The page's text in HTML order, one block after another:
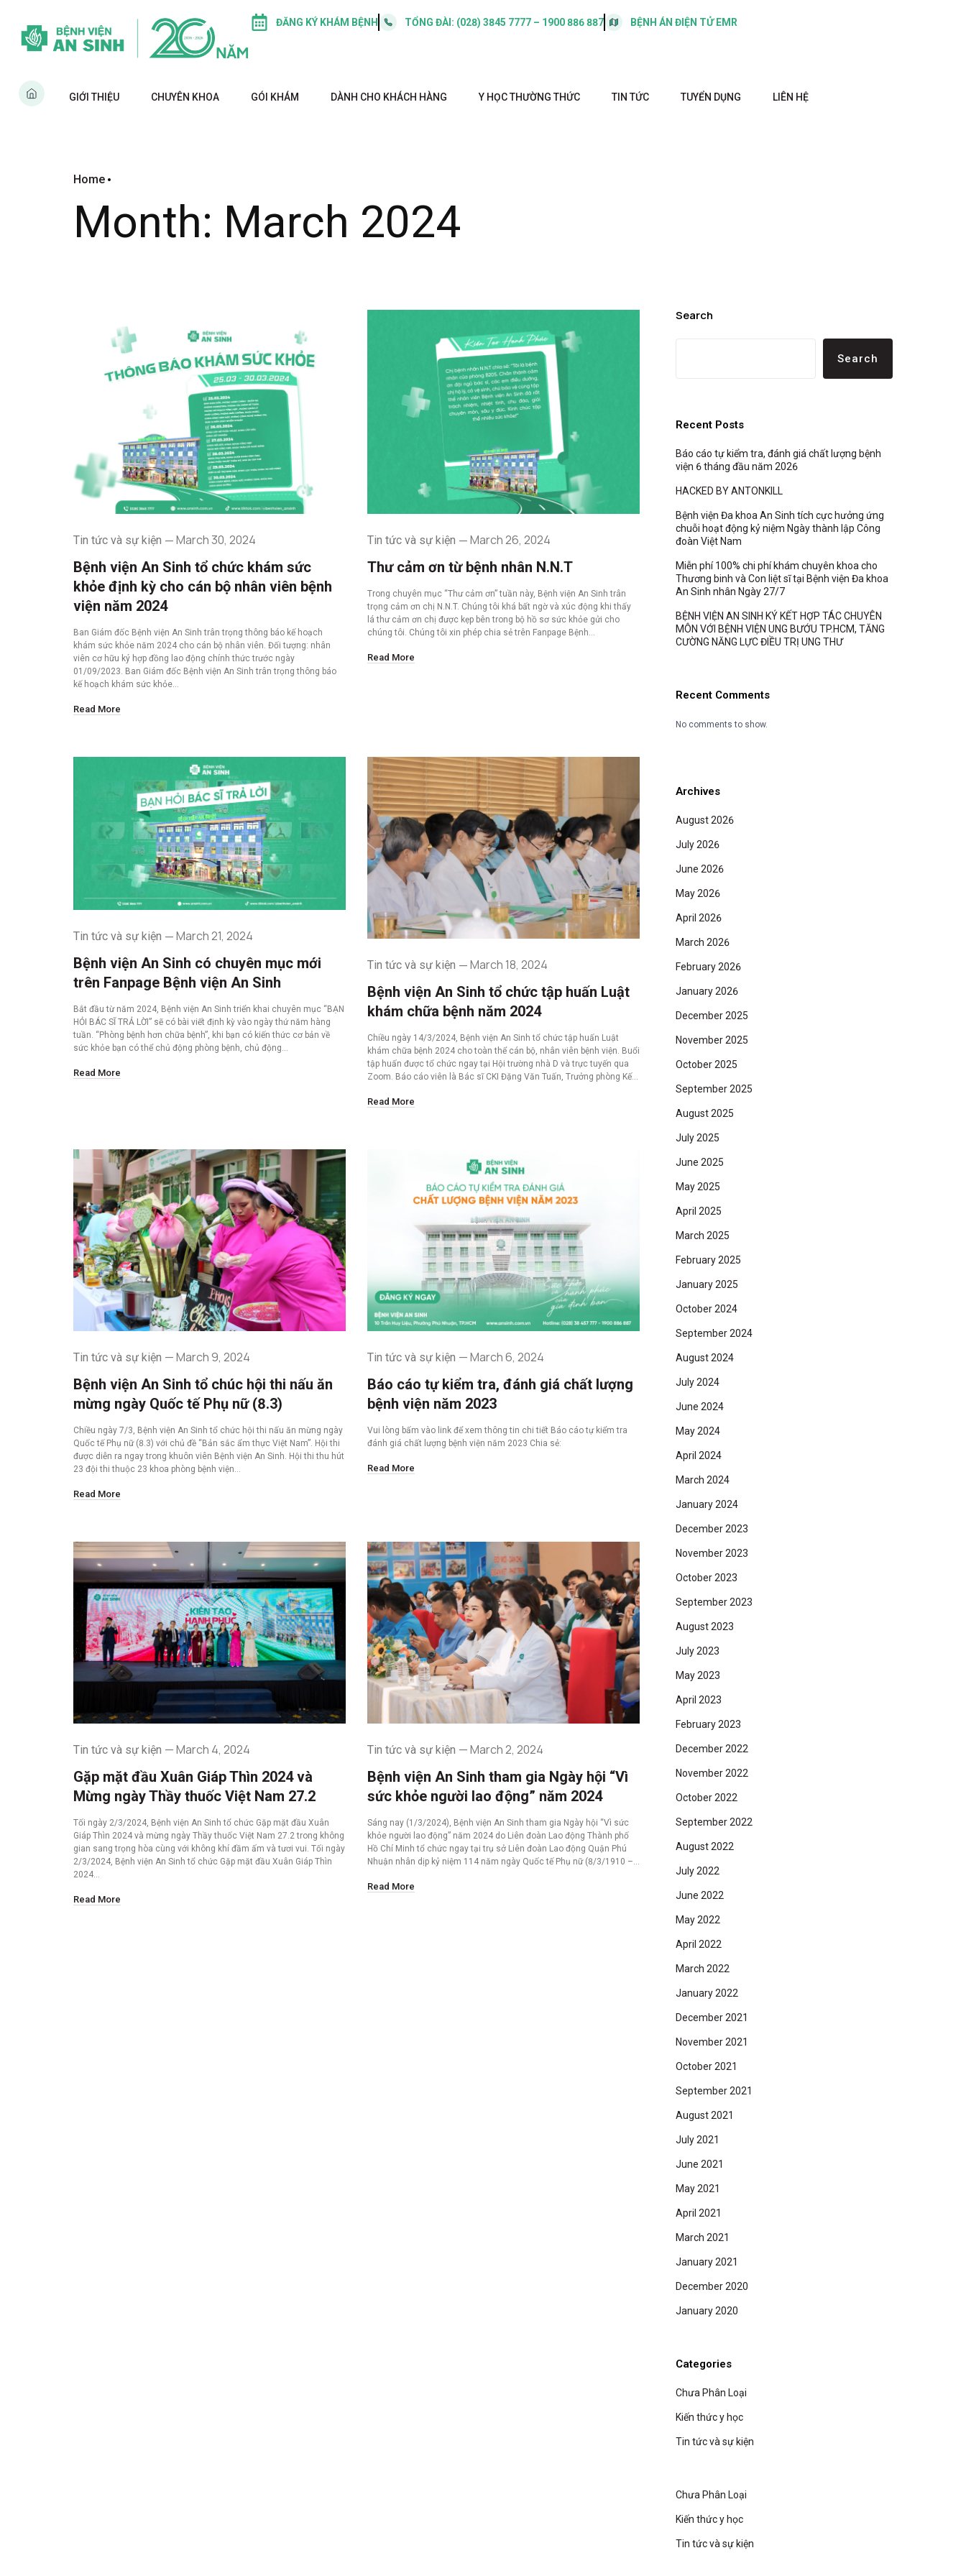
ĐĂNG KÝ KHÁM BỆNH TỔNG ĐÀI: (028) 3845 7777 – 1900 886 887 BỆNH ÁN ĐIỆN TỬ EMR
GIỚI THIỆU CHUYÊN KHOA GÓI KHÁM DÀNH CHO KHÁCH HÀNG Y HỌC THƯỜNG THỨC TIN TỨC TUYỂN DỤNG LIÊN HỆ
Home
Month: March 2024
March 30, 2024
Tin tức và sự kiện
Bệnh viện An Sinh tổ chức khám sức
khỏe định kỳ cho cán bộ nhân viên bệnh
viện năm 2024
Ban Giám đốc Bệnh viện An Sinh trân trọng thông báo kế hoạch
khám sức khỏe năm 2024 cho cán bộ nhân viên. Đối tượng: nhân
viên cơ hữu ký hợp đồng lao động chính thức trước ngày
01/09/2023. Ban Giám đốc Bệnh viện An Sinh trân trọng thông báo
kế hoạch khám sức khỏe…
Read More
March 26, 2024
Tin tức và sự kiện
Thư cảm ơn từ bệnh nhân N.N.T
Trong chuyên mục “Thư cảm ơn” tuần này, Bệnh viện An Sinh trân
trọng cảm ơn chị N.N.T. Chúng tôi khá bất ngờ và xúc động khi thấy
lá thư cảm ơn chị được kẹp bên trong bộ hồ sơ sức khỏe gửi cho
chúng tôi. Chúng tôi xin phép chia sẻ trên Fanpage Bệnh…
Read More
March 21, 2024
Tin tức và sự kiện
Bệnh viện An Sinh có chuyên mục mới
trên Fanpage Bệnh viện An Sinh
Bắt đầu từ năm 2024, Bệnh viện An Sinh triển khai chuyên mục “BẠN
HỎI BÁC SĨ TRẢ LỜI” sẽ có bài viết định kỳ vào ngày thứ năm hàng
tuần. “Phòng bệnh hơn chữa bệnh”, khi bạn có kiến thức cơ bản về
sức khỏe bạn có thể chủ động phòng bệnh, chủ động…
Read More
March 18, 2024
Tin tức và sự kiện
Bệnh viện An Sinh tổ chức tập huấn Luật
khám chữa bệnh năm 2024
Chiều ngày 14/3/2024, Bệnh viện An Sinh tổ chức tập huấn Luật
khám chữa bệnh 2024 cho toàn thể cán bộ, nhân viên bệnh viện. Buổi
tập huấn được tổ chức ngay tại Hội trường nhà D và trực tuyến qua
Zoom. Báo cáo viên là Bác sĩ CKI Đặng Văn Tuấn, Trưởng phòng Kế…
Read More
March 9, 2024
Tin tức và sự kiện
Bệnh viện An Sinh tổ chúc hội thi nấu ăn
mừng ngày Quốc tế Phụ nữ (8.3)
Chiều ngày 7/3, Bệnh viện An Sinh tổ chức hội thi nấu ăn mừng ngày
Quốc tế Phụ nữ (8.3) với chủ đề “Bản sắc ẩm thực Việt Nam”. Hội thi
được diễn ra ngay trong khuôn viên Bệnh viện An Sinh. Hội thi thu hút
23 đội thi thuộc 23 khoa phòng bệnh viện…
Read More
March 6, 2024
Tin tức và sự kiện
Báo cáo tự kiểm tra, đánh giá chất lượng
bệnh viện năm 2023
Vui lòng bấm vào link để xem thông tin chi tiết Báo cáo tự kiểm tra
đánh giá chất lượng bệnh viện năm 2023 Chia sẻ:
Read More
March 4, 2024
Tin tức và sự kiện
Gặp mặt đầu Xuân Giáp Thìn 2024 và
Mừng ngày Thầy thuốc Việt Nam 27.2
Tối ngày 2/3/2024, Bệnh viện An Sinh tổ chức Gặp mặt đầu Xuân
Giáp Thìn 2024 và mừng ngày Thầy thuốc Việt Nam 27.2 trong không
gian sang trọng hòa cùng với không khí đầm ấm và tươi vui. Tối ngày
2/3/2024, Bệnh viện An Sinh tổ chức Gặp mặt đầu Xuân Giáp Thìn
2024…
Read More
March 2, 2024
Tin tức và sự kiện
Bệnh viện An Sinh tham gia Ngày hội “Vì
sức khỏe người lao động” năm 2024
Sáng nay (1/3/2024), Bệnh viện An Sinh tham gia Ngày hội “Vì sức
khỏe người lao động” năm 2024 do Liên đoàn Lao động Thành phố
Hồ Chí Minh tổ chức ngay tại trụ sở Liên đoàn Lao động Quận Phú
Nhuận nhân dịp kỷ niệm 114 năm ngày Quốc tế Phụ nữ (8/3/1910 –…
Read More
Search
Search
Recent Posts
Báo cáo tự kiểm tra, đánh giá chất lượng bệnh
viện 6 tháng đầu năm 2026
HACKED BY ANTONKILL
Bệnh viện Đa khoa An Sinh tích cực hưởng ứng
chuỗi hoạt động kỷ niệm Ngày thành lập Công
đoàn Việt Nam
Miễn phí 100% chi phí khám chuyên khoa cho
Thương binh và Con liệt sĩ tại Bệnh viện Đa khoa
An Sinh nhân Ngày 27/7
BỆNH VIỆN AN SINH KÝ KẾT HỢP TÁC CHUYÊN
MÔN VỚI BỆNH VIỆN UNG BƯỚU TP.HCM, TĂNG
CƯỜNG NĂNG LỰC ĐIỀU TRỊ UNG THƯ
Recent Comments
No comments to show.
Archives
August 2026
July 2026
June 2026
May 2026
April 2026
March 2026
February 2026
January 2026
December 2025
November 2025
October 2025
September 2025
August 2025
July 2025
June 2025
May 2025
April 2025
March 2025
February 2025
January 2025
October 2024
September 2024
August 2024
July 2024
June 2024
May 2024
April 2024
March 2024
January 2024
December 2023
November 2023
October 2023
September 2023
August 2023
July 2023
May 2023
April 2023
February 2023
December 2022
November 2022
October 2022
September 2022
August 2022
July 2022
June 2022
May 2022
April 2022
March 2022
January 2022
December 2021
November 2021
October 2021
September 2021
August 2021
July 2021
June 2021
May 2021
April 2021
March 2021
January 2021
December 2020
January 2020
Categories
Chưa Phân Loại
Kiến thức y học
Tin tức và sự kiện
Chưa Phân Loại
Kiến thức y học
Tin tức và sự kiện